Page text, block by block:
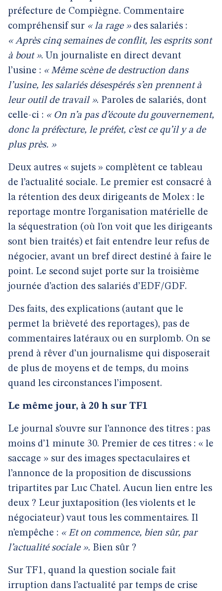
préfecture de Compiègne. Commentaire
compréhensif sur « la rage »des salariés :
« Après cinq semaines de conflit, les esprits sont
à bout ». Un journaliste en direct devant
l’usine : « Même scène de destruction dans
l’usine, les salariés désespérés s’en prennent à
leur outil de travail ». Paroles de salariés, dont
celle-ci : « On n’a pas d’écoute du gouvernement,
donc la préfecture, le préfet, c’est ce qu’il y a de
plus près. »
Deux autres « sujets » complètent ce tableau
de l’actualité sociale. Le premier est consacré à
la rétention des deux dirigeants de Molex : le
reportage montre l’organisation matérielle de
la séquestration (où l’on voit que les dirigeants
sont bien traités) et fait entendre leur refus de
négocier, avant un bref direct destiné à faire le
point. Le second sujet porte sur la troisième
journée d’action des salariés d’EDF/GDF.
Des faits, des explications (autant que le
permet la brièveté des reportages), pas de
commentaires latéraux ou en surplomb. On se
prend à rêver d’un journalisme qui disposerait
de plus de moyens et de temps, du moins
quand les circonstances l’imposent.
Le même jour, à 20 h sur TF1
Le journal s’ouvre sur l’annonce des titres : pas
moins d’1 minute 30. Premier de ces titres : « le
saccage » sur des images spectaculaires et
l’annonce de la proposition de discussions
tripartites par Luc Chatel. Aucun lien entre les
deux ? Leur juxtaposition (les violents et le
négociateur) vaut tous les commentaires. Il
n’empêche : « Et on commence, bien sûr, par
l’actualité sociale ». Bien sûr ?
Sur TF1, quand la question sociale fait
irruption dans l’actualité par temps de crise